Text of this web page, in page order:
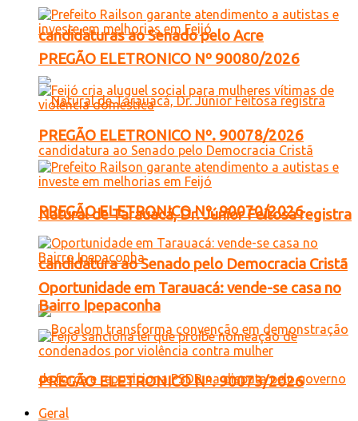
candidaturas ao Senado pelo Acre
Natural de Tarauacá, Dr. Júnior Feitosa registra
candidatura ao Senado pelo Democracia Cristã
PREGÃO ELETRONICO Nº 90080/2026
PREGÃO ELETRONICO Nº. 90078/2026
PREGÃO ELETRONICO Nº. 90070/2026
Oportunidade em Tarauacá: vende-se casa no
Bairro Ipepaconha
PREGÃO ELETRONICO Nº. 90073/2026
Geral